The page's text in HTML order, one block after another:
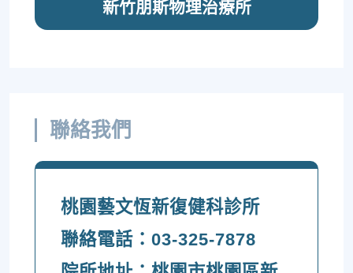
新竹朋斯物理治療所
聯絡我們
桃園藝文恆新復健科診所
聯絡電話： 03-325-7878